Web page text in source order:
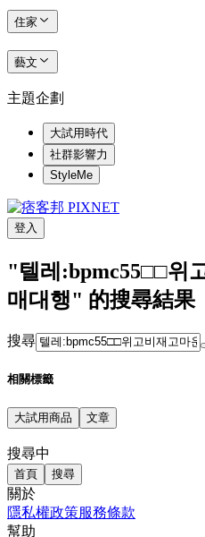
住家
藝文
主題企劃
大試用時代
社群影響力
StyleMe
登入
"텔레:bpmc55□□위
매대행" 的搜尋結果
搜尋
相關標籤
大試用商品 文章
搜尋中
首頁 搜尋
關於
隱私權政策服務條款
幫助